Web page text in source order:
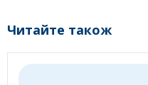
Читайте також